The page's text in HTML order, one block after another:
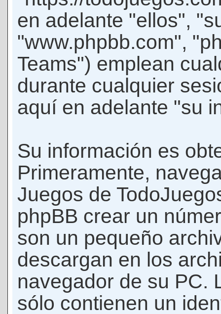
en adelante "ellos",
"www.phpbb.com",
Teams") emplean
durante cualquier
aquí en adelante "su
Su información es
Primeramente,
Juegos de
phpBB crear un
son un pequeño
descargan en los
navegador de su PC.
sólo contienen un